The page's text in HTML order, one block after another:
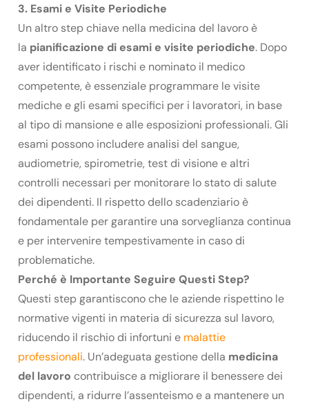
3. Esami e Visite Periodiche
Un altro step chiave nella medicina del lavoro è
la pianificazione di esami e visite periodiche. Dopo
aver identificato i rischi e nominato il medico
competente, è essenziale programmare le visite
mediche e gli esami specifici per i lavoratori, in base
al tipo di mansione e alle esposizioni professionali. Gli
esami possono includere analisi del sangue,
audiometrie, spirometrie, test di visione e altri
controlli necessari per monitorare lo stato di salute
dei dipendenti. Il rispetto dello scadenziario è
fondamentale per garantire una sorveglianza continua
e per intervenire tempestivamente in caso di
problematiche.
Perché è Importante Seguire Questi Step?
Questi step garantiscono che le aziende rispettino le
normative vigenti in materia di sicurezza sul lavoro,
riducendo il rischio di infortuni e malattie
professionali. Un’adeguata gestione della medicina
del lavoro contribuisce a migliorare il benessere dei
dipendenti, a ridurre l’assenteismo e a mantenere un